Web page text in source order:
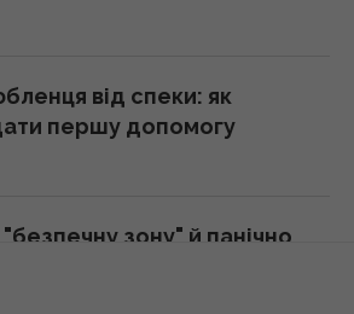
10 речей, які варто знати
поїздкою
від спеки: як
першу допомогу
зону" й панічно